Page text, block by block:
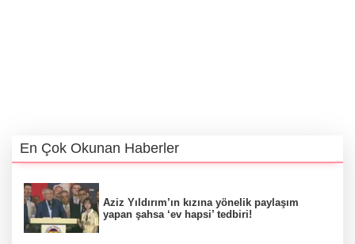
En Çok Okunan Haberler
Aziz Yıldırım’ın kızına yönelik paylaşım
yapan şahsa ‘ev hapsi’ tedbiri!